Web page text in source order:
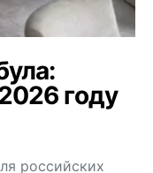
году
российских